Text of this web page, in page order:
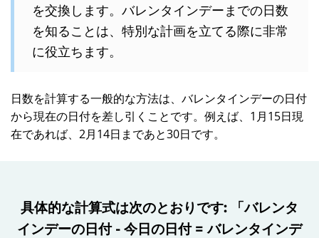
を交換します。バレンタインデーまでの日数
を知ることは、特別な計画を立てる際に非常
に役立ちます。
日数を計算する一般的な方法は、バレンタインデーの日付
から現在の日付を差し引くことです。例えば、1月15日現
在であれば、2月14日まであと30日です。
具体的な計算式は次のとおりです: 「バレンタ
インデーの日付 - 今日の日付 = バレンタインデ